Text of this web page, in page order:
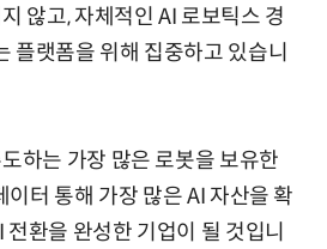
않고, 자체적인 AI 로보틱스 경
플랫폼을 위해 집중하고 있습니
하는 가장 많은 로봇을 보유한
이터 통해 가장 많은 AI 자산을 확
환을 완성한 기업이 될 것입니